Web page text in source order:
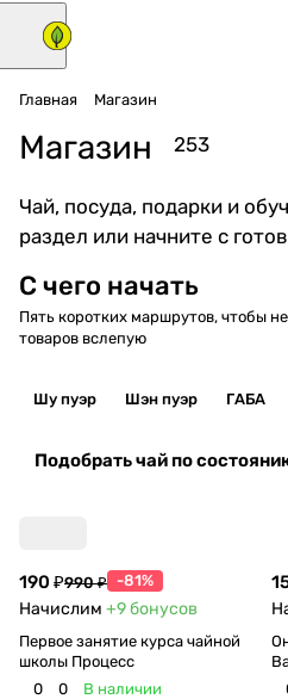
Главная Магазин
Магазин 253
Чай, посуда, подарки и
раздел или начните с
С чего начать
Пять коротких маршрутов, чтобы
товаров вслепую
Попробовать ГАБА
Сравнить разные стили
Шу пуэр Шэн пуэр ГАБА
Подобрать чай по
190 ₽990 ₽ -81%
Начислим +9бонусов
Первое занятие курса чайной
школы Процесс
0
0 В наличии